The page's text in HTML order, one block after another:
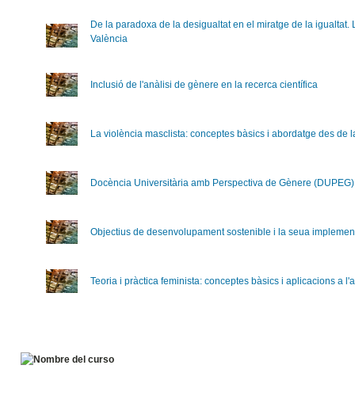
De la paradoxa de la desigualtat en el miratge de la
València
Inclusió de l'anàlisi de gènere en la recerca científica
La violència masclista: conceptes bàsics i abordatge des de
Docència Universitària amb Perspectiva de Gènere (DUPEG)
Objectius de desenvolupament sostenible i la seua
Teoria i pràctica feminista: conceptes bàsics i aplicacions a